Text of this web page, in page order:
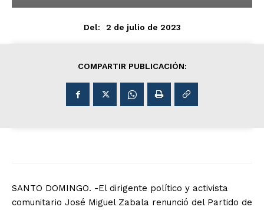
Del: 2 de julio de 2023
COMPARTIR PUBLICACIÓN:
SANTO DOMINGO. -El dirigente político y activista
comunitario José Miguel Zabala renunció del Partido de